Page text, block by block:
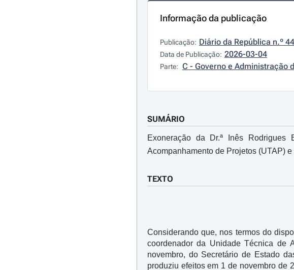
Informação da publicação
Publicação: Diário da República n.º
Data de Publicação: 2026-03-04
Parte: C - Governo e Administração
SUMÁRIO
Exoneração da Dr.ª Inês
Acompanhamento de Projetos (UTAP)
TEXTO
Considerando que, nos termos do
coordenador da Unidade Técnica de
novembro, do Secretário de Estado
produziu efeitos em 1 de novembro de